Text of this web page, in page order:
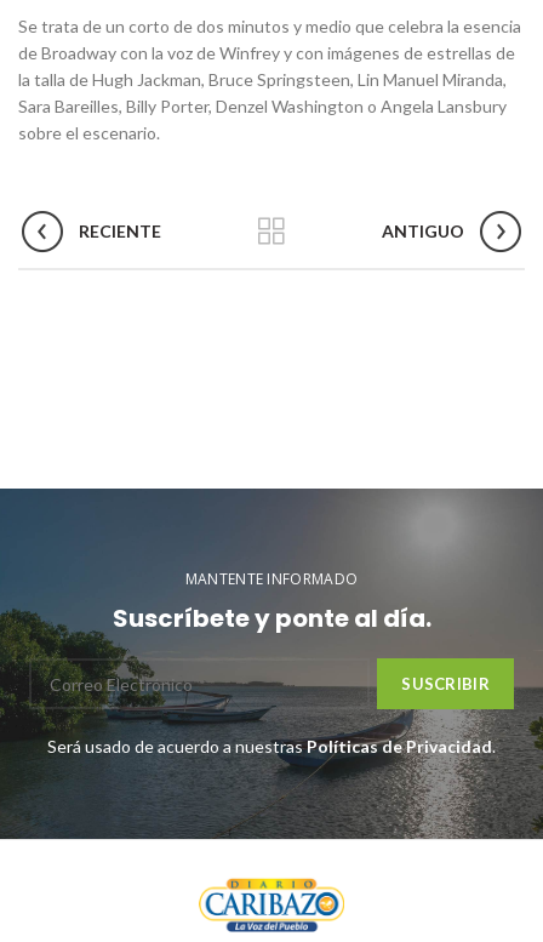
Se trata de un corto de dos minutos y medio que celebra la esencia
de Broadway con la voz de Winfrey y con imágenes de estrellas de
la talla de Hugh Jackman, Bruce Springsteen, Lin Manuel Miranda,
Sara Bareilles, Billy Porter, Denzel Washington o Angela Lansbury
sobre el escenario.
RECIENTE ANTIGUO
MANTENTE INFORMADO
Suscríbete y ponte al día.
Será usado de acuerdo a nuestrasPolíticas de Privacidad.